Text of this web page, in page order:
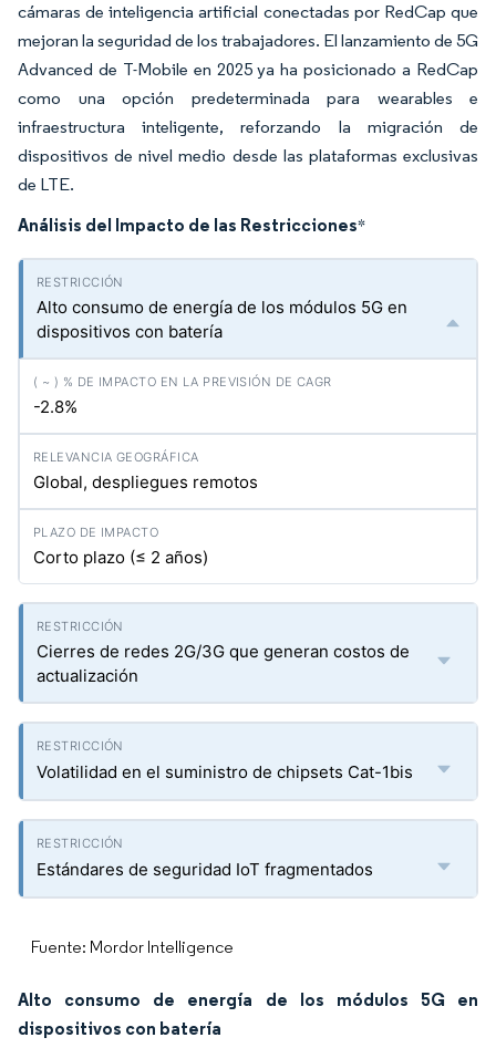
cámaras de inteligencia artificial conectadas por RedCap que
mejoran la seguridad de los trabajadores. El lanzamiento de 5G
Advanced de T-Mobile en 2025 ya ha posicionado a RedCap
como una opción predeterminada para wearables e
infraestructura inteligente, reforzando la migración de
dispositivos de nivel medio desde las plataformas exclusivas
de LTE.
Análisis del Impacto de las Restricciones*
Alto consumo de energía de los módulos 5G en
dispositivos con batería
-2.8%
Global, despliegues remotos
Corto plazo (≤ 2 años)
Cierres de redes 2G/3G que generan costos de
actualización
Volatilidad en el suministro de chipsets Cat-1bis
Estándares de seguridad IoT fragmentados
Fuente: Mordor Intelligence
Alto consumo de energía de los módulos 5G en
dispositivos con batería